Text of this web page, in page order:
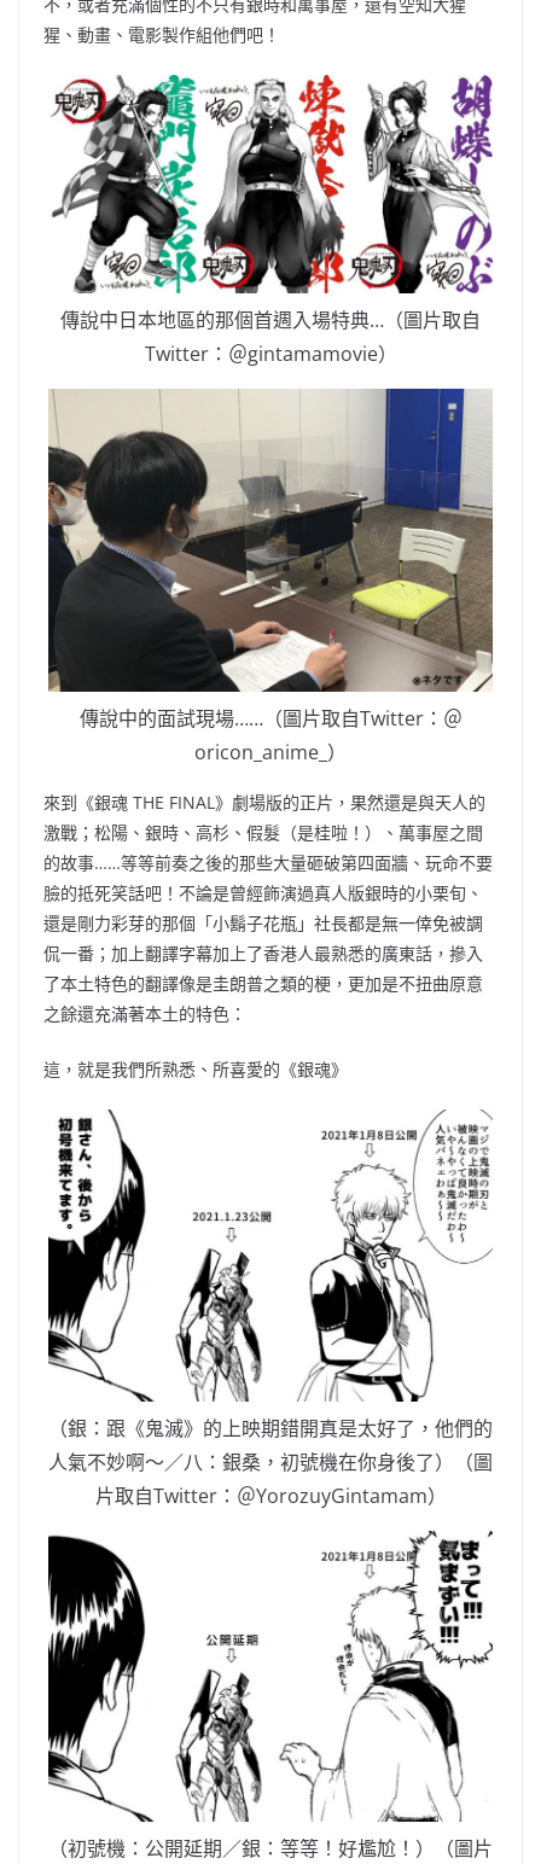
猩、動畫、電影製作組他們吧！
傳說中日本地區的那個首週入場特典…（圖片取自
Twitter：＠gintamamovie）
傳說中的面試現場……（圖片取自Twitter：＠
oricon_anime_）
來到《銀魂 THE FINAL》劇場版的正片，果然還是與天人的
激戰；松陽、銀時、高杉、假髮（是桂啦！）、萬事屋之間
的故事……等等前奏之後的那些大量砸破第四面牆、玩命不要
臉的抵死笑話吧！不論是曾經飾演過真人版銀時的小栗旬、
還是剛力彩芽的那個「小鬍子花瓶」社長都是無一倖免被調
侃一番；加上翻譯字幕加上了香港人最熟悉的廣東話，摻入
了本土特色的翻譯像是圭朗普之類的梗，更加是不扭曲原意
之餘還充滿著本土的特色：
這，就是我們所熟悉、所喜愛的《銀魂》
（銀：跟《鬼滅》的上映期錯開真是太好了，他們的
人氣不妙啊～／八：銀桑，初號機在你身後了）（圖
片取自Twitter：＠YorozuyGintamam）
（初號機：公開延期／銀：等等！好尷尬！）（圖片